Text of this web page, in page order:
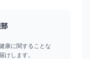
康に関することな
けします。